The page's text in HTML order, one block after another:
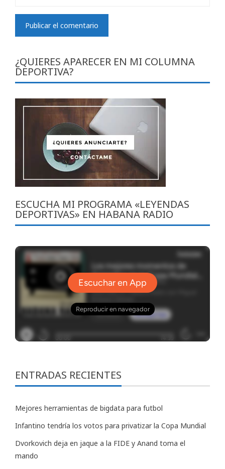
¿QUIERES APARECER EN MI COLUMNA
DEPORTIVA?
ESCUCHA MI PROGRAMA «LEYENDAS
DEPORTIVAS» EN HABANA RADIO
ENTRADAS RECIENTES
Mejores herramientas de bigdata para futbol
Infantino tendría los votos para privatizar la Copa Mundial
Dvorkovich deja en jaque a la FIDE y Anand toma el
mando